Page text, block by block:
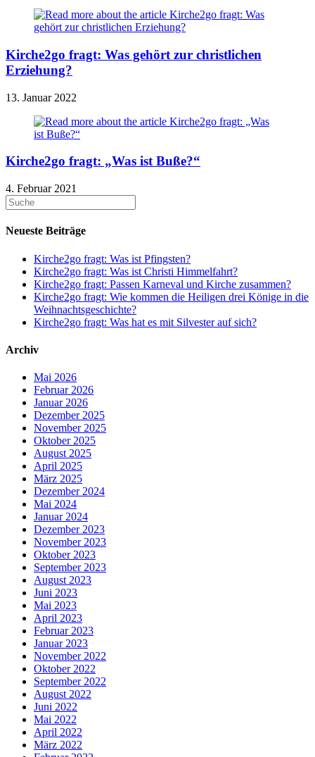
Kirche2go fragt: Was gehört zur christlichen
Erziehung?
13. Januar 2022
Kirche2go fragt: „Was ist Buße?“
4. Februar 2021
Neueste Beiträge
Kirche2go fragt: Was ist Pfingsten?
Kirche2go fragt: Was ist Christi Himmelfahrt?
Kirche2go fragt: Passen Karneval und Kirche zusammen?
Kirche2go fragt: Wie kommen die Heiligen drei Könige in die
Weihnachtsgeschichte?
Kirche2go fragt: Was hat es mit Silvester auf sich?
Archiv
Mai 2026
Februar 2026
Januar 2026
Dezember 2025
November 2025
Oktober 2025
August 2025
April 2025
März 2025
Dezember 2024
Mai 2024
Januar 2024
Dezember 2023
November 2023
Oktober 2023
September 2023
August 2023
Juni 2023
Mai 2023
April 2023
Februar 2023
Januar 2023
November 2022
Oktober 2022
September 2022
August 2022
Juni 2022
Mai 2022
April 2022
März 2022